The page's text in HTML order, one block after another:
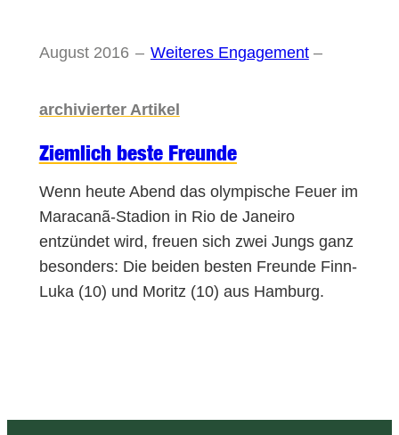
August 2016 – Weiteres Engagement–
archivierter Artikel
Ziemlich beste Freunde
Wenn heute Abend das olympische Feuer im
Maracanã-Stadion in Rio de Janeiro
entzündet wird, freuen sich zwei Jungs ganz
besonders: Die beiden besten Freunde Finn-
Luka (10) und Moritz (10) aus Hamburg.